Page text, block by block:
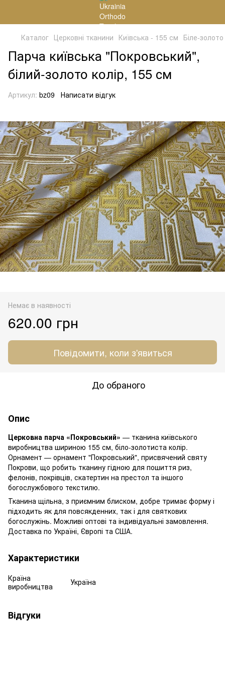
Каталог Церковні тканини Київська - 155 см Біле-золото
Парча київська "Покровський",
білий-золото колір, 155 см
Артикул: bz09 Написати відгук
Немає в наявності
620.00 грн
Повідомити, коли з'явиться
До обраного
Опис
Церковна парча «Покровський» — тканина київського
виробництва шириною 155 см, біло-золотиста колір.
Орнамент — орнамент "Покровський", присвячений святу
Покрови, що робить тканину гідною для пошиття риз,
фелонів, покрівців, скатертин на престол та іншого
богослужбового текстилю.
Тканина щільна, з приємним блиском, добре тримає форму і
підходить як для повсякденних, так і для святкових
богослужінь. Можливі оптові та індивідуальні замовлення.
Доставка по Україні, Європі та США.
Характеристики
Країна
виробництва
Україна
Відгуки